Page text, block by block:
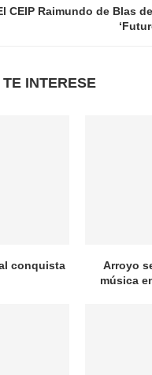
CEIP Raimundo de Blas
INTERESE
conquista
Arroyo
música